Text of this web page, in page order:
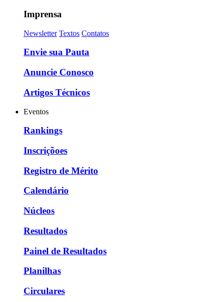
Imprensa
Newsletter Textos Contatos
Envie sua Pauta
Anuncie Conosco
Artigos Técnicos
Eventos
Rankings
Inscriçõoes
Registro de Mérito
Calendário
Núcleos
Resultados
Painel de Resultados
Planilhas
Circulares